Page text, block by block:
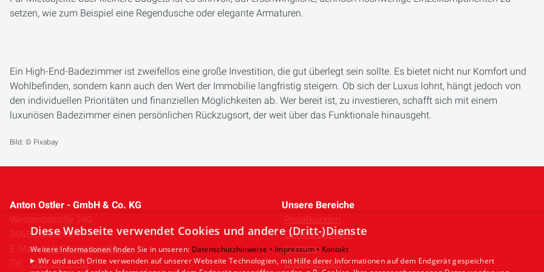
setzen, wie zum Beispiel eine Regendusche oder elegante Armaturen.
Ein High-End-Badezimmer ist zweifellos eine große Investition, die gut überlegt sein sollte. Es bietet nicht nur Komfort und
Wohlbefinden, sondern kann auch den Wert der Immobilie langfristig steigern. Ob sich der Luxus lohnt, hängt jedoch von
den individuellen Prioritäten und finanziellen Möglichkeiten ab. Wer bereit ist, zu investieren, schafft sich mit einem
luxuriösen Badezimmer einen persönlichen Rückzugsort, der weit über das Funktionale hinausgeht.
Bild: © Pixabay
Anton Ostler - GmbH & Co. KG
Westendstraße 240
80686 München
E-Mail: info@anton-ostler.de
Tel.: 089 5471710
Unsere Bereiche
Privatkunden
Gewerbekunden
Karriere
Unternehmen
Diese Webseite verwendet Cookies und andere (Dritt-)Dienste
Weitere Informationen finden Sie in unseren: Datenschutzhinweise • Impressum • Kontakt
Wir und auch Dritte verwenden auf unserer Webseite Technologien, mit Hilfe derer Informationen auf dem Endgerät gespeichert